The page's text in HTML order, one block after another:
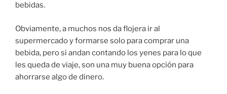
bebidas.
Obviamente, a muchos nos da flojera ir al
supermercado y formarse solo para comprar una
bebida, pero si andan contando los yenes para lo que
les queda de viaje, son una muy buena opción para
ahorrarse algo de dinero.